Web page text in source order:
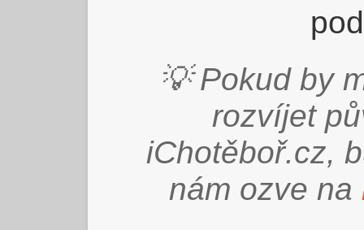
💡 Pokud by
rozvíjet
iChotěboř.cz,
nám ozve na